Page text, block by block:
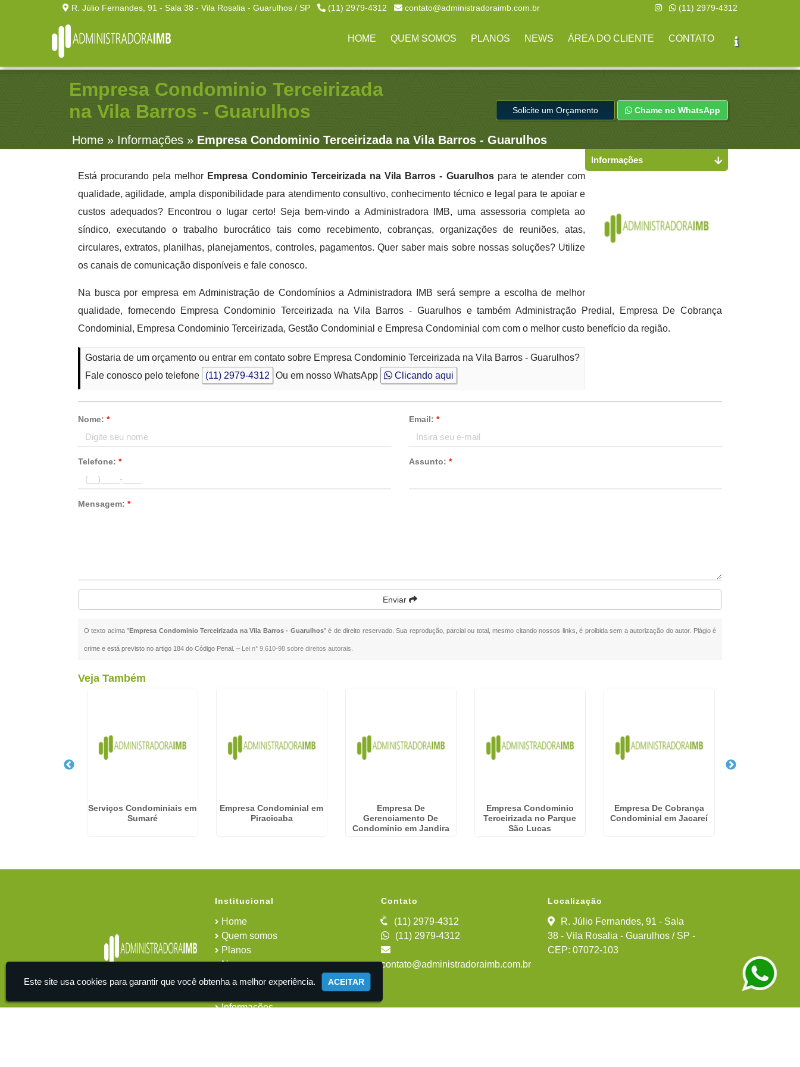
R. Júlio Fernandes, 91 - Sala 38 - Vila Rosalia - Guarulhos / SP (11) 2979-4312 contato@administradoraimb.com.br (11) 2979-4312
HOME QUEM SOMOS PLANOS NEWS ÁREA DO CLIENTE CONTATO
Empresa Condominio Terceirizada
na Vila Barros - Guarulhos
Home» Informações » Empresa Condominio Terceirizada na Vila Barros - Guarulhos
Solicite um Orçamento Chame no WhatsApp
Está procurando pela melhor Empresa Condominio Terceirizada na Vila Barros - Guarulhospara te atender com
qualidade, agilidade, ampla disponibilidade para atendimento consultivo, conhecimento técnico e legal para te apoiar e
custos adequados? Encontrou o lugar certo! Seja bem-vindo a Administradora IMB, uma assessoria completa ao
síndico, executando o trabalho burocrático tais como recebimento, cobranças, organizações de reuniões, atas,
circulares, extratos, planilhas, planejamentos, controles, pagamentos. Quer saber mais sobre nossas soluções? Utilize
os canais de comunicação disponíveis e fale conosco.
Na busca por empresa em Administração de Condomínios a Administradora IMB será sempre a escolha de melhor
qualidade, fornecendo Empresa Condominio Terceirizada na Vila Barros - Guarulhos e também Administração Predial, Empresa De Cobrança
Condominial, Empresa Condominio Terceirizada, Gestão Condominial e Empresa Condominial com com o melhor custo benefício da região.
Gostaria de um orçamento ou entrar em contato sobre Empresa Condominio Terceirizada na Vila Barros - Guarulhos?
Fale conosco pelo telefone
(11) 2979-4312 Ou em nosso WhatsApp Clicando aqui
Nome: * Email: *
Telefone: * Assunto: *
Mensagem: *
Enviar
O texto acima "Empresa Condominio Terceirizada na Vila Barros - Guarulhos" é de direito reservado. Sua reprodução, parcial ou total, mesmo citando nossos links, é proibida sem a autorização do autor. Plágio é
crime e está previsto no artigo 184 do Código Penal. – Lei n° 9.610-98 sobre direitos autorais
Informações
Veja Também
Serviços Condominiais em
Sumaré
Empresa Condominial em
Piracicaba
Empresa De
Gerenciamento De
Condominio em Jandira
Empresa Condominio
Terceirizada no Parque
São Lucas
Empresa De Cobrança
Condominial em Jacareí
Institucional
Home
Quem somos
Planos
News
Área do cliente
Informações
Contato
(11) 2979-4312
(11) 2979-4312
contato@administradoraimb.com.br
Localização
R. Júlio Fernandes, 91 - Sala
38 - Vila Rosalia - Guarulhos / SP -
CEP: 07072-103
Este site usa cookies para garantir que você obtenha a melhor experiência. ACEITAR